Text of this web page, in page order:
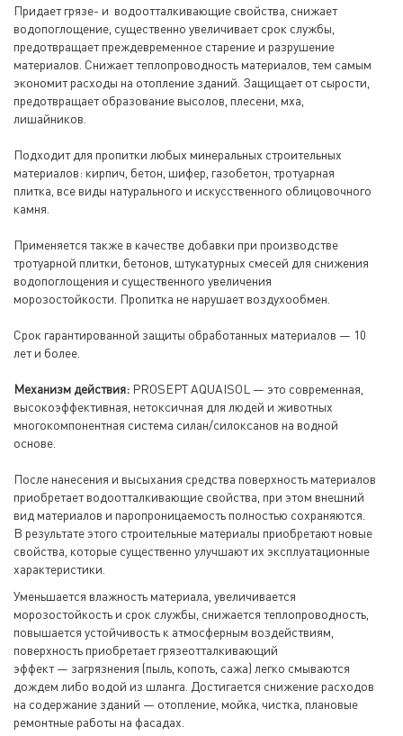
Придает грязе- и водоотталкивающие свойства, снижает
водопоглощение, существенно увеличивает срок службы,
предотвращает преждевременное старение и разрушение
материалов. Снижает теплопроводность материалов, тем самым
экономит расходы на отопление зданий. Защищает от сырости,
предотвращает образование высолов, плесени, мха,
лишайников.
Подходит для пропитки любых минеральных строительных
материалов: кирпич, бетон, шифер, газобетон, тротуарная
плитка, все виды натурального и искусственного облицовочного
камня.
Применяется также в качестве добавки при производстве
тротуарной плитки, бетонов, штукатурных смесей для снижения
водопоглощения и существенного увеличения
морозостойкости. Пропитка не нарушает воздухообмен.
Срок гарантированной защиты обработанных материалов — 10
лет и более.
Механизм действия: PROSEPT AQUAISOL — это современная,
высокоэффективная, нетоксичная для людей и животных
многокомпонентная система силан/силоксанов на водной
основе.
После нанесения и высыхания средства поверхность материалов
приобретает водоотталкивающие свойства, при этом внешний
вид материалов и паропроницаемость полностью сохраняются.
В результате этого строительные материалы приобретают новые
свойства, которые существенно улучшают их эксплуатационные
характеристики.
Уменьшается влажность материала, увеличивается
морозостойкость и срок службы, снижается теплопроводность,
повышается устойчивость к атмосферным воздействиям,
поверхность приобретает грязеотталкивающий
эффект — загрязнения (пыль, копоть, сажа) легко смываются
дождем либо водой из шланга. Достигается снижение расходов
на содержание зданий — отопление, мойка, чистка, плановые
ремонтные работы на фасадах.